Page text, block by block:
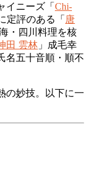
イニーズ「 Chi-
定評のある「 唐
・四川料理を核
田 雲林 」成毛幸
名五十音順・順不
の妙技。以下に一